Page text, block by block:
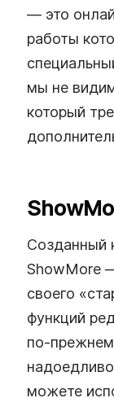
— это
работы
мы не
который
Созданный
ShowMore
своего
функций
можете